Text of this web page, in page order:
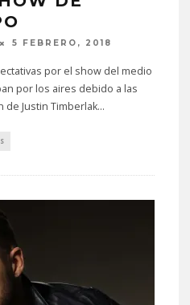
5 FEBRERO, 2018
por el show del medio
por los aires debido a las
Justin Timberlak...